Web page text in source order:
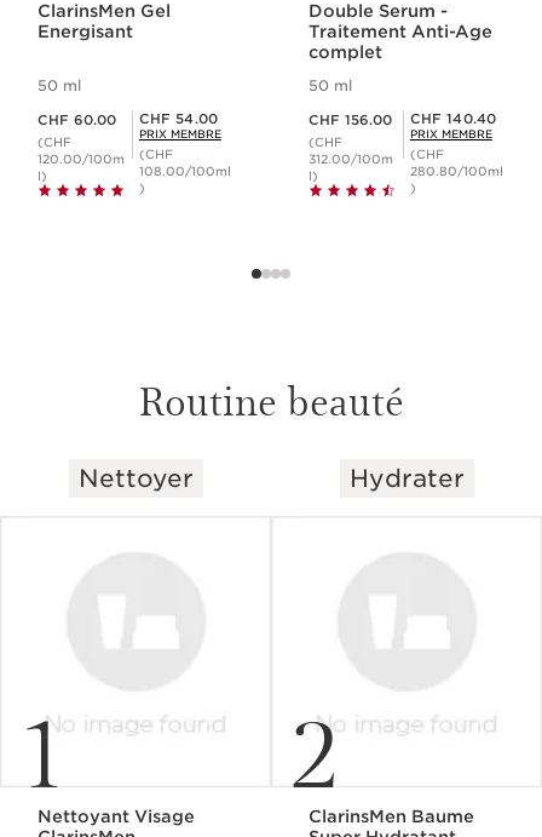
ClarinsMen Gel
Energisant
50 ml
CHF 60.00
(CHF
120.00/100m
l)
Prix Sérénité CHF 54.00
CHF 54.00
PRIX MEMBRE
(CHF
108.00/100ml
)
Double Serum -
Traitement Anti-Age
complet
50 ml
CHF 156.00
(CHF
312.00/100m
l)
Prix Sérénité CHF 140.40
CHF 140.40
PRIX MEMBRE
(CHF
280.80/100ml
)
Routine beauté
ALLER AU CONTENU
Nettoyer
1
Nettoyant Visage
Hydrater
2
ClarinsMen Baume